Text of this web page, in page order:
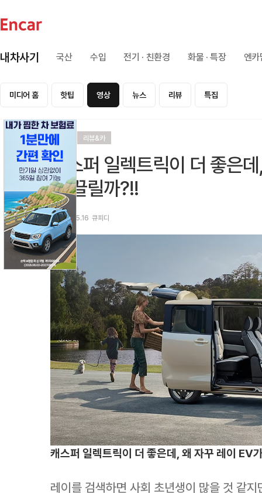
내차사기 국산 수입 전기 · 친환경 화물 · 특장 엔
미디어 홈 핫팁 영상 뉴스 리뷰 특집
리뷰&카
캐스퍼 일렉트릭이 더 좋은
가 끌릴까?!!
2026.05.16 큐피디
캐스퍼 일렉트릭이 더 좋은데, 왜 자꾸 레이 EV
레이를 검색하면 사회 초년생이 많을 것 같